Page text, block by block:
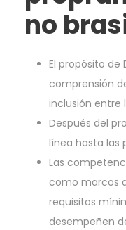
no
El propósito de
comprensión
inclusión entre
Después del
línea hasta las
Las
como marcos
requisitos
desempeñen